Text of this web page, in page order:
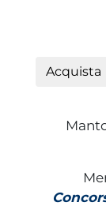
Acquista